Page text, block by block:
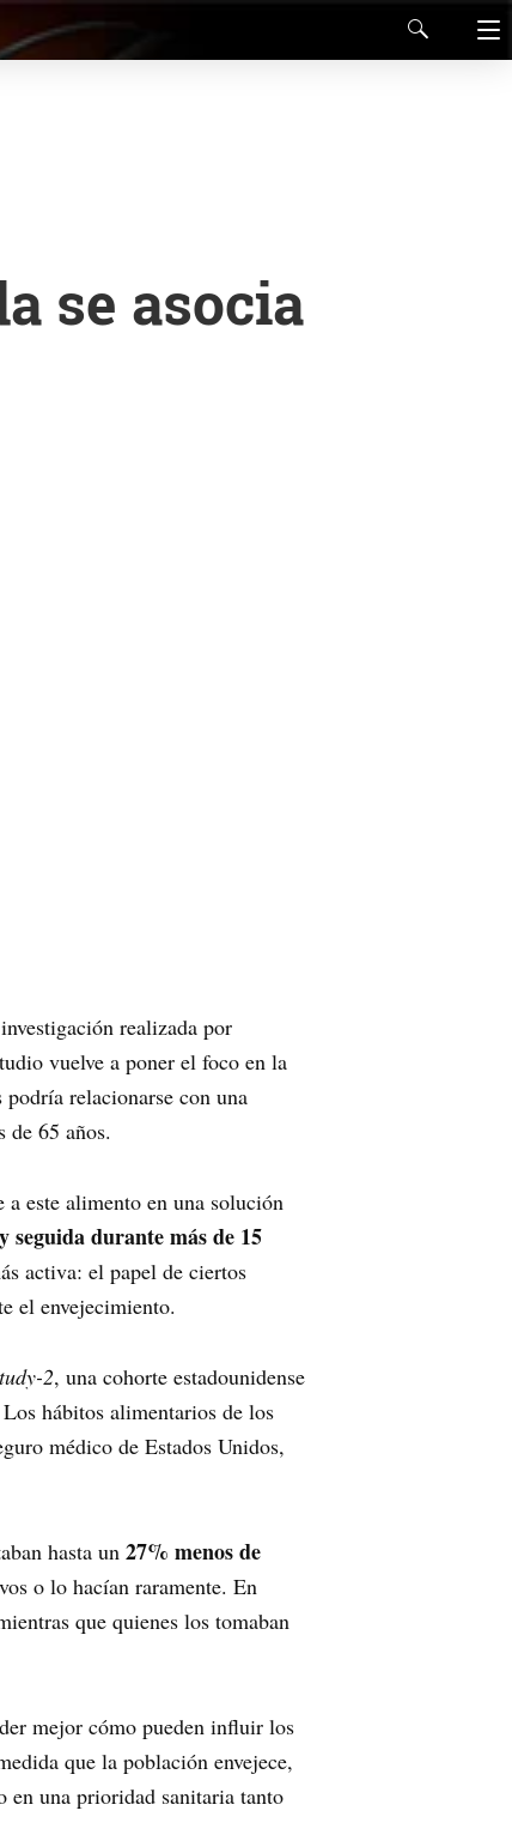
se asocia
realizada por
vuelve a poner el foco en la
relacionarse con una
de 65 años.
este alimento en una solución
seguida durante más de 15
activa: el papel de ciertos
el envejecimiento.
2, una cohorte estadounidense
hábitos alimentarios de los
médico de Estados Unidos,
hasta un 27% menos de
o lo hacían raramente. En
que quienes los tomaban
mejor cómo pueden influir los
que la población envejece,
en una prioridad sanitaria tanto